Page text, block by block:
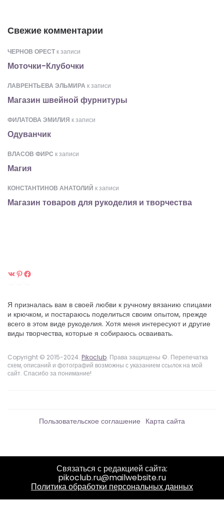
Свежие комментарии
ЧЕРНОВ ОРЕСТ к записи
Моточки-Клубочки
ЛАВРЕНТЬЕВА ЭЛЬМИРА к записи
Магазин швейной фурнитуры
ФИЛАТОВА ЭМИЛИЯ к записи
Одуванчик
ВЛАСОВ ФИРС к записи
Магия
КОНСТАНТИНОВ АНАТОЛИЙ к записи
Магазин товаров для рукоделия и творчества
ВКонтакте
Pinterest
Я призналась вам в своей любви к ручному вязанию спицами
и крючком, и постараюсь поделиться своим опытом, прежде
всего в этом виде рукоделия. Хотя меня интересуют и другие
виды творчества, которые я собираюсь осваивать.
Copyright © 2015-2024. Pikoclub. Права защищены ©. Перепечатка
схем, описаний и фотографий возможны с указанием ссылок на мой
сайт. Спасибо за понимание!
Пользовательское соглашение Карта сайта
Связаться с редакцией сайта:
pikoclub.ru@mailwebsite.ru
Политика обработки персональных данных